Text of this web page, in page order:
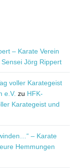
– Karate Verein
Jörg Rippert
voller Karategeist
e.V. zu HFK-
Karategeist und
– Karate
Hemmungen